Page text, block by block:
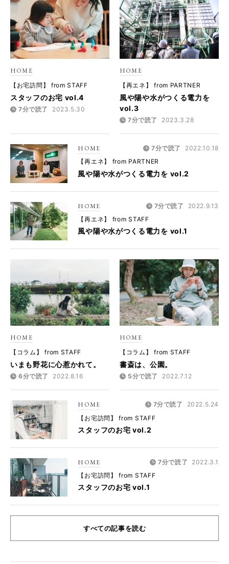
HOME
【お宅訪問】 from STAFF
スタッフのお宅 vol.4
7分で読了 2023.5.30
HOME
【再エネ】 from PARTNER
風や陽や水がつくる電力を
vol.3
7分で読了 2023.3.28
HOME 7分で読了
2022.10.18
【再エネ】 from PARTNER
風や陽や水がつくる電力を vol.2
HOME 7分で読了
2022.9.13
【再エネ】 from STAFF
風や陽や水がつくる電力を vol.1
HOME
【コラム】 from STAFF
いまも野花に心惹かれて。
6分で読了 2022.8.16
HOME
【コラム】 from STAFF
書斎は、公園。
5分で読了 2022.7.12
HOME 7分で読了
2022.5.24
【お宅訪問】 from STAFF
スタッフのお宅 vol.2
HOME 7分で読了
2022.3.1
【お宅訪問】 from STAFF
スタッフのお宅 vol.1
すべての記事を読む